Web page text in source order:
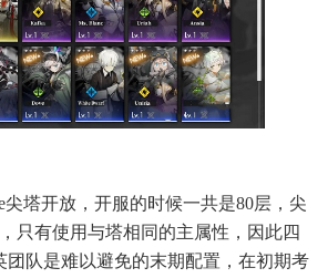
尖塔开放，开服的时候一共是80层，尖
只有使用与塔相同的主属性，因此四
团队是难以避免的末期配置，在初期考